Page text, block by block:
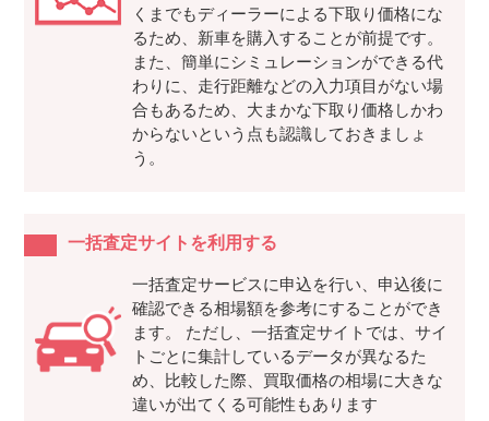
くまでもディーラーによる下取り価格にな
るため、新車を購入することが前提です。
また、簡単にシミュレーションができる代
わりに、走行距離などの入力項目がない場
合もあるため、大まかな下取り価格しかわ
からないという点も認識しておきましょ
う。
一括査定サイトを利用する
一括査定サービスに申込を行い、申込後に
確認できる相場額を参考にすることができ
ます。 ただし、一括査定サイトでは、サイ
トごとに集計しているデータが異なるた
め、比較した際、買取価格の相場に大きな
違いが出てくる可能性もあります